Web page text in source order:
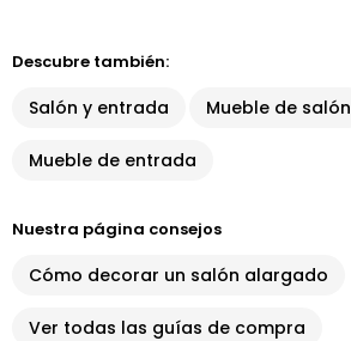
Descubre también:
Salón y entrada Mueble de salón
Mueble de entrada
Nuestra página consejos
Cómo decorar un salón alargado
Ver todas las guías de compra